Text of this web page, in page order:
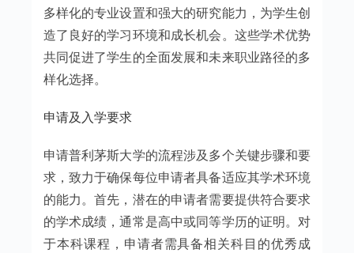
多样化的专业设置和强大的研究能力，为学生创
造了良好的学习环境和成长机会。这些学术优势
共同促进了学生的全面发展和未来职业路径的多
样化选择。
申请及入学要求
申请普利茅斯大学的流程涉及多个关键步骤和要
求，致力于确保每位申请者具备适应其学术环境
的能力。首先，潜在的申请者需要提供符合要求
的学术成绩，通常是高中或同等学历的证明。对
于本科课程，申请者需具备相关科目的优秀成